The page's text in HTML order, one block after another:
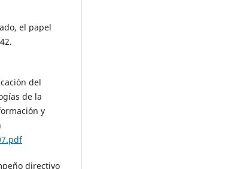
el papel
del
de la
y
directivo